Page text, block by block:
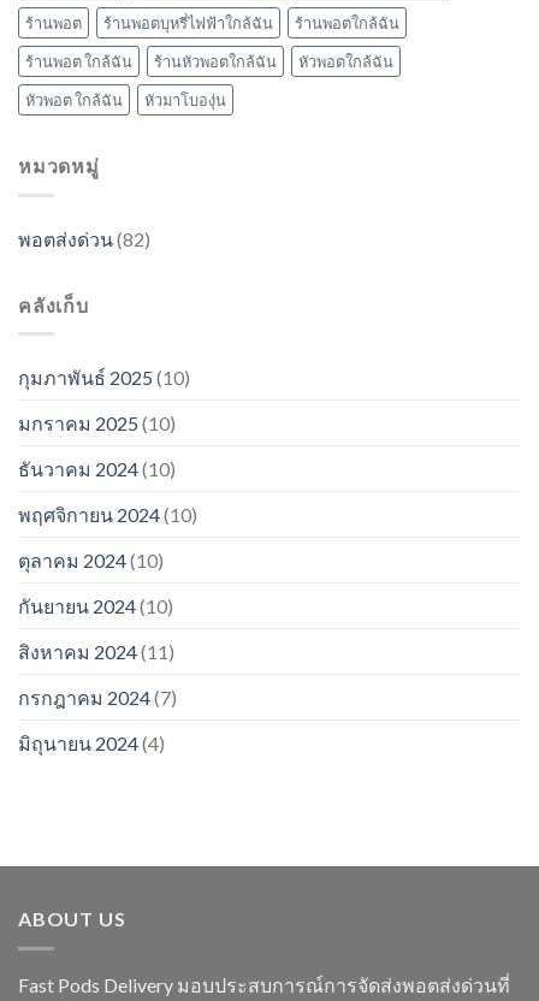
ร้านพอต
ร้านพอตบุหรี่ไฟฟ้าใกล้ฉัน
ร้านพอตใกล้ฉัน
ร้านพอต ใกล้ฉัน
ร้านหัวพอตใกล้ฉัน
หัวพอตใกล้ฉัน
หัวพอต ใกล้ฉัน
หัวมาโบองุ่น
หมวดหมู่
พอตส่งด่วน(82)
คลังเก็บ
กุมภาพันธ์ 2025 (10)
มกราคม 2025 (10)
ธันวาคม 2024(10)
พฤศจิกายน 2024(10)
ตุลาคม 2024(10)
กันยายน 2024(10)
สิงหาคม 2024(11)
กรกฎาคม 2024(7)
มิถุนายน 2024(4)
ABOUT US
Fast Pods Delivery มอบประสบการณ์การจัดส่งพอตส่งด่วนที่